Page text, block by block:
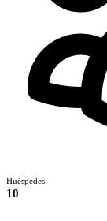
Huéspedes
10